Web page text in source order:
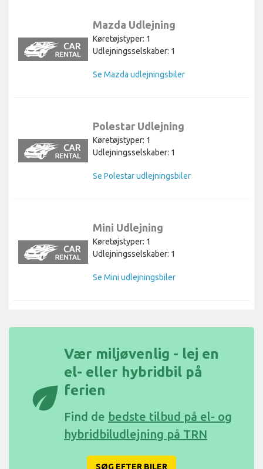
Mazda Udlejning
Køretøjstyper: 1
Udlejningsselskaber: 1
Se Mazda udlejningsbiler
Polestar Udlejning
Køretøjstyper: 1
Udlejningsselskaber: 1
Se Polestar udlejningsbiler
Mini Udlejning
Køretøjstyper: 1
Udlejningsselskaber: 1
Se Mini udlejningsbiler
eco
Vær miljøvenlig - lej en
el- eller hybridbil på
ferien
Find de bedste tilbud på el- og
hybridbiludlejning på TRN
SØG EFTER BILER